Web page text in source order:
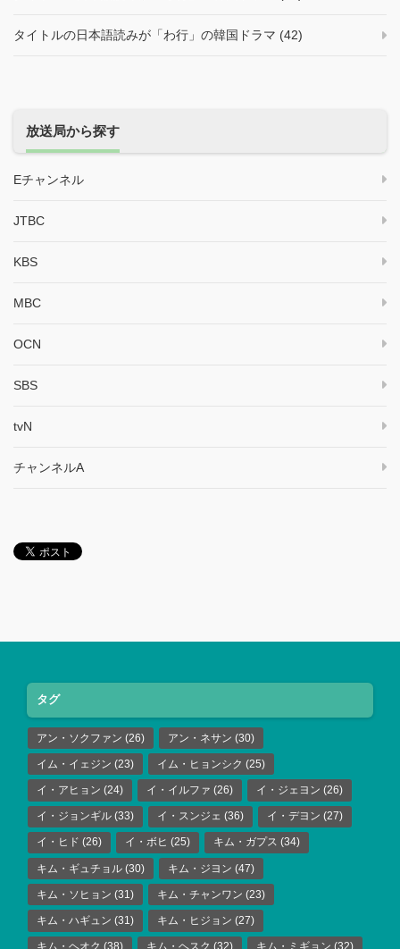
タイトルの日本語読みが「わ行」の韓国ドラマ (42)
放送局から探す
Eチャンネル
JTBC
KBS
MBC
OCN
SBS
tvN
チャンネルA
タグ
アン・ソクファン (26) アン・ネサン (30)
イム・イェジン (23) イム・ヒョンシク (25)
イ・アヒョン (24) イ・イルファ (26) イ・ジェヨン (26)
イ・ジョンギル (33) イ・スンジェ (36) イ・デヨン (27)
イ・ヒド (26) イ・ボヒ (25) キム・ガプス (34)
キム・ギュチョル (30) キム・ジヨン (47)
キム・ソヒョン (31) キム・チャンワン (23)
キム・ハギュン (31) キム・ヒジョン (27)